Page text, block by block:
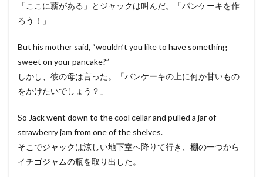
「ここに薪がある」とジャックは叫んだ。「パンケーキを作
ろう！」
But his mother said, “wouldn’t you like to have something
sweet on your pancake?”
しかし、彼の母は言った。「パンケーキの上に何か甘いもの
をかけたいでしょう？」
So Jack went down to the cool cellar and pulled a jar of
strawberry jam from one of the shelves.
そこでジャックは涼しい地下室へ降りて行き、棚の一つから
イチゴジャムの瓶を取り出した。